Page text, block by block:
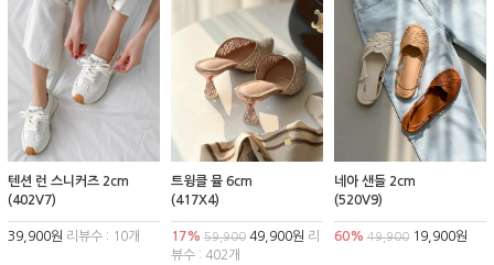
텐션 런 스니커즈 2cm
(402V7)
39,900원 리뷰수 : 10개
트윙클 뮬 6cm
(417X4)
17% 59,90049,900원 리
뷰수 : 402개
네아 샌들 2cm
(520V9)
60% 49,90019,900원